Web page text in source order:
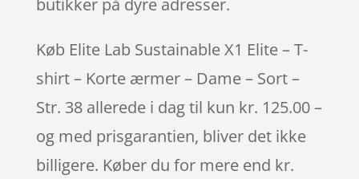
Køb Elite Lab Sustainable X1 Elite – T-
shirt – Korte ærmer – Dame – Sort –
Str. 38 allerede i dag til kun kr. 125.00 –
og med prisgarantien, bliver det ikke
billigere. Køber du for mere end kr.